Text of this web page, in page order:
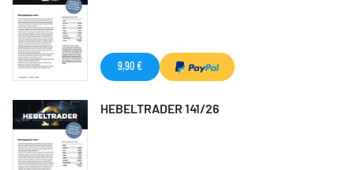
9,90 €
HEBELTRADER 141/26